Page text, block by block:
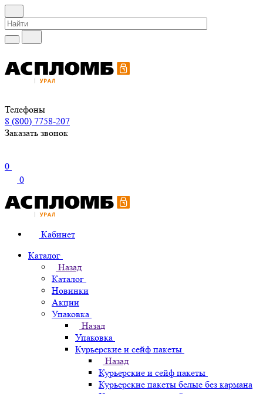
Телефоны
8 (800) 7758-207
Заказать звонок
0
0
Кабинет
Каталог
Назад
Каталог
Новинки
Акции
Упаковка
Назад
Упаковка
Курьерские и сейф пакеты
Назад
Курьерские и сейф пакеты
Курьерские пакеты белые без кармана